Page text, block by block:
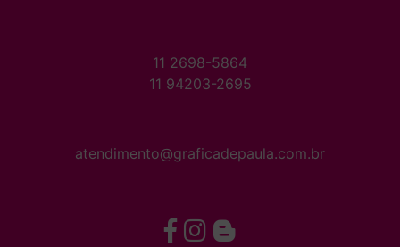
11 2698-5864
11 94203-2695
atendimento@graficadepaula.com.br